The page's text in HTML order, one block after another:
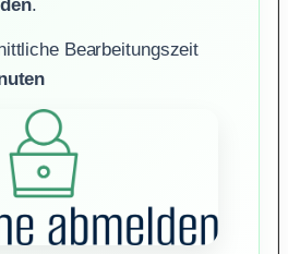
.
Bearbeitungszeit